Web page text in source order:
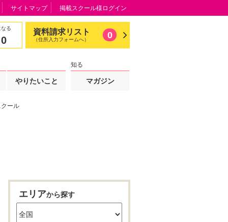
る
0
資料請求リスト
（住所入力フォームへ） 0
やりたいこと
知る
マガジン
サイトマップ 掲載スクール様ログイン
ール
エリアから探す